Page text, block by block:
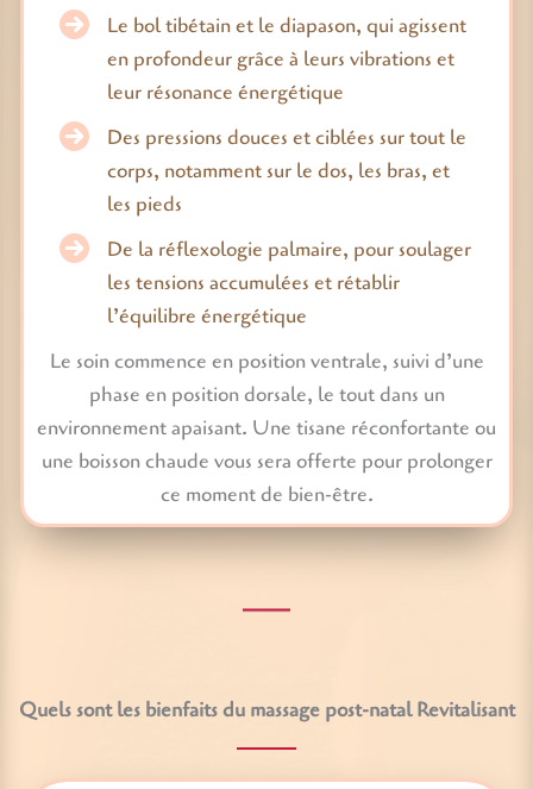
Le bol tibétain et le diapason, qui agissent
en profondeur grâce à leurs vibrations et
leur résonance énergétique
Des pressions douces et ciblées sur tout le
corps, notamment sur le dos, les bras, et
les pieds
De la réflexologie palmaire, pour soulager
les tensions accumulées et rétablir
l’équilibre énergétique
Le soin commence en position ventrale, suivi d’une
phase en position dorsale, le tout dans un
environnement apaisant. Une tisane réconfortante ou
une boisson chaude vous sera offerte pour prolonger
ce moment de bien-être.
Quels sont les bienfaits du massage post-natal Revitalisant